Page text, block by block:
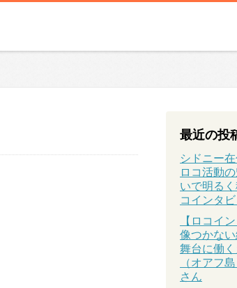
最近の投
シドニー
ロコ活動
いで明る
コインタビ
【ロコイ
像つかな
舞台に働
（オアフ
さん